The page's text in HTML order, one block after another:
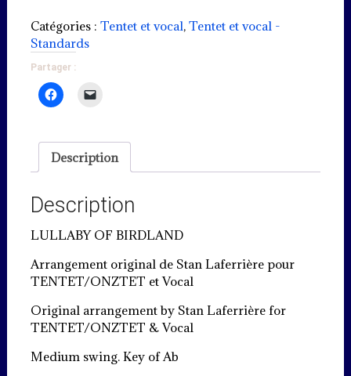
of
Birdland
Catégories : Tentet et vocal, Tentet et vocal -
Standards
Partager :
Description
Description
LULLABY OF BIRDLAND
Arrangement original de Stan Laferrière pour
TENTET/ONZTET et Vocal
Original arrangement by Stan Laferrière for
TENTET/ONZTET & Vocal
Medium swing. Key of Ab